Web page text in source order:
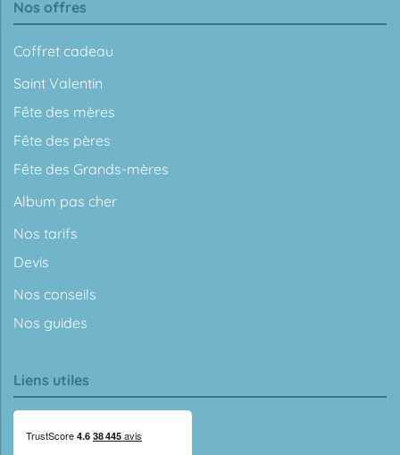
Nos offres
Coffret cadeau
Saint Valentin
Fête des mères
Fête des pères
Fête des Grands-mères
Album pas cher
Nos tarifs
Devis
Nos conseils
Nos guides
Liens utiles